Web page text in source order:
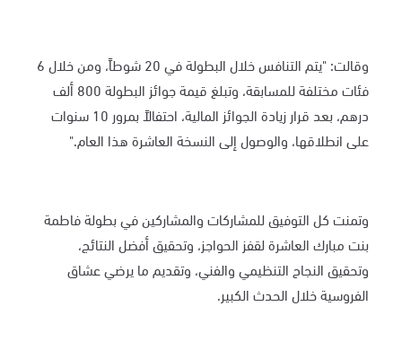
وقالت: "يتم التنافس خلال البطولة في 20 شوطاً، ومن خلال 6
فئات مختلفة للمسابقة، وتبلغ قيمة جوائز البطولة 800 ألف
درهم، بعد قرار زيادة الجوائز المالية، احتفالاً بمرور 10 سنوات
على انطلاقها، والوصول إلى النسخة العاشرة هذا العام."
وتمنت كل التوفيق للمشاركات والمشاركين في بطولة فاطمة
بنت مبارك العاشرة لقفز الحواجز، وتحقيق أفضل النتائج،
وتحقيق النجاح التنظيمي والفني، وتقديم ما يرضي عشاق
الفروسية خلال الحدث الكبير.